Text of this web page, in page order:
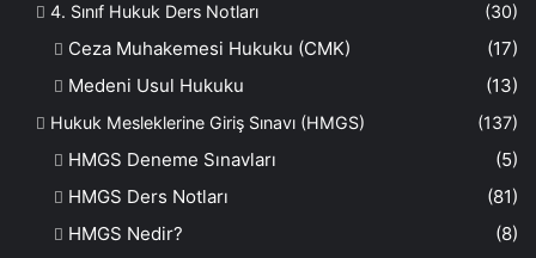
4. Sınıf Hukuk Ders Notları (30)
Ceza Muhakemesi Hukuku (CMK)
(17)
Medeni Usul Hukuku
(13)
Hukuk Mesleklerine Giriş Sınavı (HMGS) (137)
HMGS Deneme Sınavları
(5)
HMGS Ders Notları
(81)
HMGS Nedir?
(8)